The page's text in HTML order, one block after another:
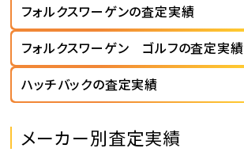
フォルクスワーゲンの査定実績
フォルクスワーゲン ゴルフの査定実績
ハッチバックの査定実績
メーカー別査定実績